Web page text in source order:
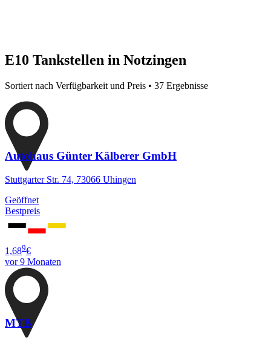
E10 Tankstellen in Notzingen
Sortiert nach Verfügbarkeit und Preis • 37 Ergebnisse
Autohaus Günter Kälberer GmbH
Stuttgarter Str. 74, 73066 Uhingen
Geöffnet
Bestpreis
1,689€
vor 9 Monaten
MTB